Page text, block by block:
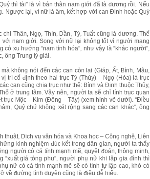
thì tài” là vì bản thân nam giới đã là dương rồi. Nếu
Ngược lại, vì nữ là âm, kết hợp với can Đinh hoặc Quý
Thân, Ngọ, Thìn, Dần, Tý, Tuất cũng là dương. Thế
nam giới. Song với nữ lại không tốt vì người mang
xu hướng “nam tính hóa”, như vậy là “khác người”,
ông Trung lý giải.
không nói đến các can còn lại (Giáp, Ất, Bính, Mậu,
trí cố định theo hai trục Tý (Thủy) – Ngọ (Hỏa) là trục
can cũng chia trục như thế: Bính và Đinh thuộc Thủy,
ở trung tâm. Vậy nên, người ta sẽ chỉ tính trục quan
Mộc – Kim (Đông – Tây) (xem hình vẽ dưới). “Điều
Quý chứ không xét rộng sang các can khác”, ông
Dịch vụ văn hóa và Khoa học – Công nghệ, Liên
kinh nghiệm đúc kết trong dân gian, người ta thấy
người có cá tính mạnh mẽ, quyết đoán, thông minh,
“xuất giá tòng phu”, người phụ nữ khi lập gia đình thì
nữ có cá tính mạnh mẽ sẽ có tính tự lập cao, khó có
về đường tình duyên cũng là điều dễ hiểu.